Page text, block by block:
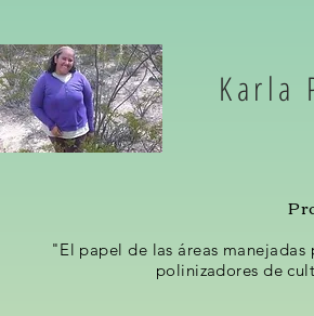
Karla
"El papel de las áreas
polinizadores de